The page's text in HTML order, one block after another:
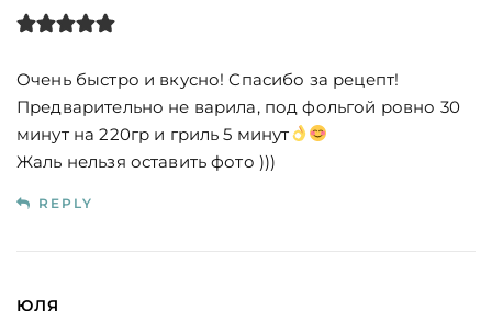
Очень быстро и вкусно! Спасибо за рецепт!
Предварительно не варила, под фольгой ровно 30
минут на 220гр и гриль 5 минут
Жаль нельзя оставить фото )))
REPLY
ЮЛЯ